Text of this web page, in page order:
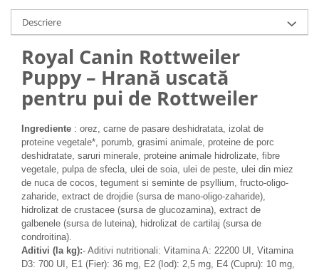
Conditioneri apa acvariu
Medii filtrante
Accesorii acvarii
Piese de schimb
Pasari
Batoane
Colivii pentru pasari
Hrana pasari
Rozatoare
Igiena rozatoare
Hrana Rozatoare
Reptile
Hrana reptile
Descriere
Royal Canin Rottweiler
Puppy – Hrană uscată
pentru pui de Rottweiler
Ingrediente : orez, carne de pasare deshidratata, izolat de
proteine vegetale*, porumb, grasimi animale, proteine de porc
deshidratate, saruri minerale, proteine animale hidrolizate, fibre
vegetale, pulpa de sfecla, ulei de soia, ulei de peste, ulei din miez
de nuca de cocos, tegument si seminte de psyllium, fructo-oligo-
zaharide, extract de drojdie (sursa de mano-oligo-zaharide),
hidrolizat de crustacee (sursa de glucozamina), extract de
galbenele (sursa de luteina), hidrolizat de cartilaj (sursa de
condroitina).
Aditivi (la kg):- Aditivi nutritionali: Vitamina A: 22200 UI, Vitamina
D3: 700 UI, E1 (Fier): 36 mg, E2 (Iod): 2,5 mg, E4 (Cupru): 10 mg,